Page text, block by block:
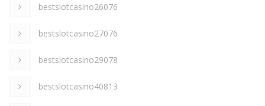
bestslotcasino26076
bestslotcasino27076
bestslotcasino29078
bestslotcasino40813